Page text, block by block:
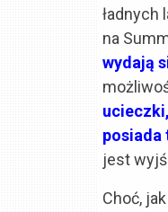
ładnych
na
wydają
posiada
jest
Choć,